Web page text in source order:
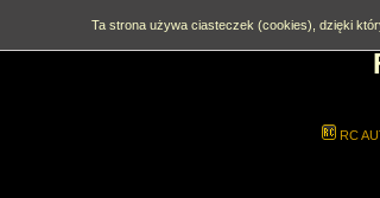
RC
Ta strona używa ciasteczek (cookies), dzięki